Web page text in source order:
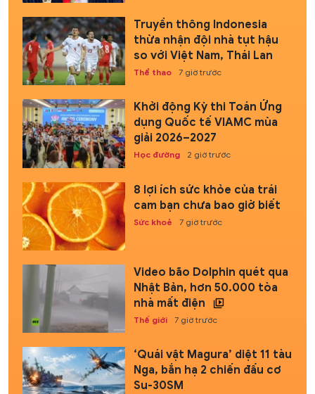
Truyền thông Indonesia
thừa nhận đội nhà tụt hậu
so với Việt Nam, Thái Lan
Thể thao 7 giờ trước
Khởi động Kỳ thi Toán Ứng
dụng Quốc tế VIAMC mùa
giải 2026–2027
Học đường 2 giờ trước
8 lợi ích sức khỏe của trái
cam bạn chưa bao giờ biết
Sức khoẻ 7 giờ trước
Video bão Dolphin quét qua
Nhật Bản, hơn 50.000 tòa
nhà mất điện
Thế giới 7 giờ trước
‘Quái vật Magura’ diệt 11 tàu
Nga, bắn hạ 2 chiến đấu cơ
Su-30SM